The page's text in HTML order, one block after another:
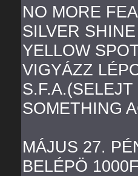
NO MORE
SILVER SHINE
YELLOW
VIGYÁZZ
SOMETHING
MÁJUS 27.
BELÉPÖ